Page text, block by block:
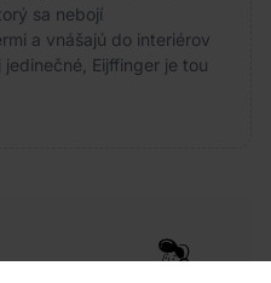
sa nebojí
a vnášajú do interiérov
Eijffinger je tou